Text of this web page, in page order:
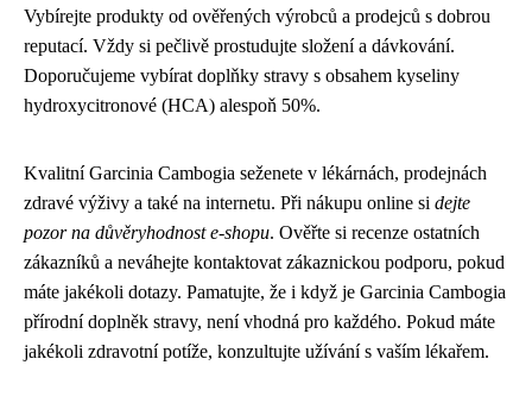
Vybírejte produkty od ověřených výrobců a prodejců s dobrou
reputací. Vždy si pečlivě prostudujte složení a dávkování.
Doporučujeme vybírat doplňky stravy s obsahem kyseliny
hydroxycitronové (HCA) alespoň 50%.
Kvalitní Garcinia Cambogia seženete v lékárnách, prodejnách
zdravé výživy a také na internetu. Při nákupu online si dejte
pozor na důvěryhodnost e-shopu. Ověřte si recenze ostatních
zákazníků a neváhejte kontaktovat zákaznickou podporu, pokud
máte jakékoli dotazy. Pamatujte, že i když je Garcinia Cambogia
přírodní doplněk stravy, není vhodná pro každého. Pokud máte
jakékoli zdravotní potíže, konzultujte užívání s vaším lékařem.